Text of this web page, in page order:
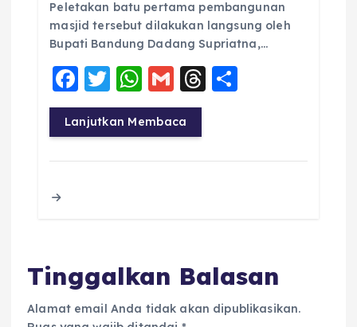
Peletakan batu pertama pembangunan
masjid tersebut dilakukan langsung oleh
Bupati Bandung Dadang Supriatna,…
F
a
c
e
T
w
it
te
W
h
a
ts
G
m
ai
l
T
a re
Lanjutkan Membaca
Tinggalkan Balasan
Alamat email Anda tidak akan dipublikasikan.